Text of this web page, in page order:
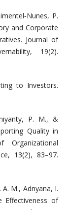
P.
and Corporate
Journal of
19(2).
to Investors.
P. M., &
Quality in
Organizational
13(2), 83–97.
M., Adnyana, I.
Effectiveness of